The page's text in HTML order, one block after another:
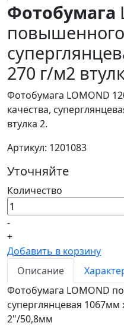
Фотобумага
повышенного
270 г/м2
Фотобумага LOMOND
качества,
втулка 2.
Артикул: 1201083
Уточняйте
Количество
-
+
Добавить в корзину
Описание
Фотобумага LOMOND
суперглянцевая 1067мм
2"/50,8мм